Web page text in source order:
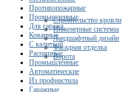
Строительство кровли
Инженерные системы
Ландшафтный дизайн
Фасадная отделка
Ворота
Противопожарные
Промышленные
Для гаража
Кованные
С калиткой
Распашные
Промышленные
Автоматические
Из профнастила
Гаражные